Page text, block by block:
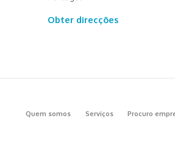
Obter direcções
Quem somos Serviços Procuro